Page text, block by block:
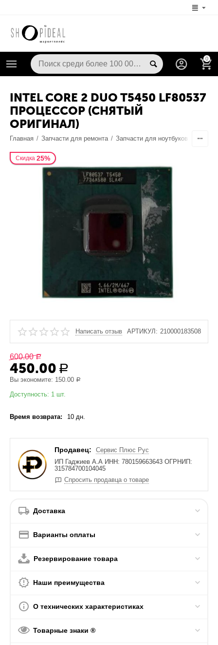
0
INTEL CORE 2 DUO T5450 LF80537
ПРОЦЕССОР (СНЯТЫЙ
ОРИГИНАЛ)
Главная / Запчасти для ремонта / Запчасти для ноутбуков
Скидка 25%
Написать отзыв АРТИКУЛ: 210000183508
600.00 Р
450.00 Р
Вы экономите: 150.00 Р
Доступность: 1 шт.
Время возврата: 10 дн.
Продавец:
Сервис Плюс Рус
ИП Гаджиев А.А ИНН: 780159663643 ОГРНИП:
315784700104045
Спросить продавца о товаре
Доставка
Варианты оплаты
Резервирование товара
Наши преимущества
О технических характеристиках
Товарные знаки ®